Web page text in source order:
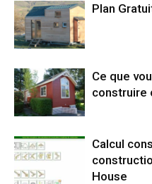
Plan
Ce que
construire
Calcul
House